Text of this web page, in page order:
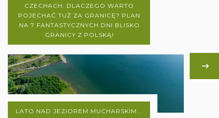
CZECHACH: DLACZEGO WARTO
POJECHAĆ TUŻ ZA GRANICĘ? PLAN
NA 7 FANTASTYCZNYCH DNI BLISKO
GRANICY Z POLSKĄ!
LATO NAD JEZIOREM MUCHARSKIM...